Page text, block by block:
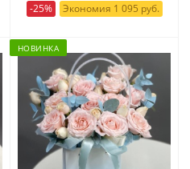
-25%
Экономия 1 095 руб.
НОВИНКА